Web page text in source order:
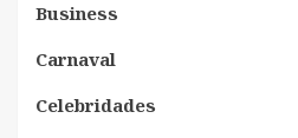
Business
Carnaval
Celebridades